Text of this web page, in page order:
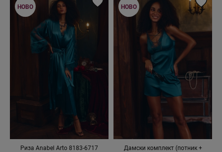
Риза Anabel Arto 8183-6717
НОВО
Дамски комплект (потник +
НОВО